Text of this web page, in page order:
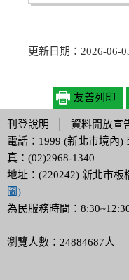
更新日期：2026-06-
友善列印
刊登說明 資料開放宣
電話：1999 (新北市境內
真：(02)2968-1340
地址：(220242) 新北市板
圖)
為民服務時間：
瀏覽人數：24884687人